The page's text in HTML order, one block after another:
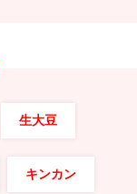
生大豆
キンカン